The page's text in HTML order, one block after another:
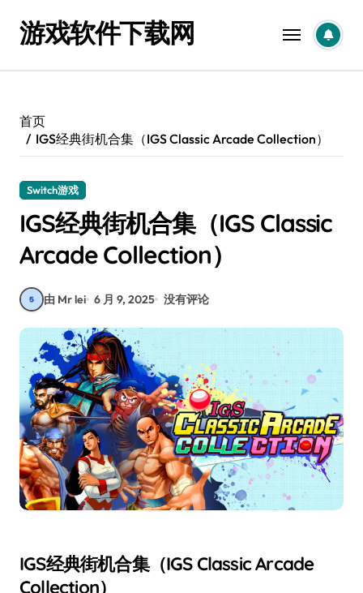
游戏软件下载网
首页
IGS经典街机合集（IGS Classic Arcade Collection）
Switch游戏
IGS经典街机合集（IGS Classic
Arcade Collection）
由 Mr lei 6 月 9, 2025 没有评论
IGS经典街机合集（IGS Classic Arcade
Collection）